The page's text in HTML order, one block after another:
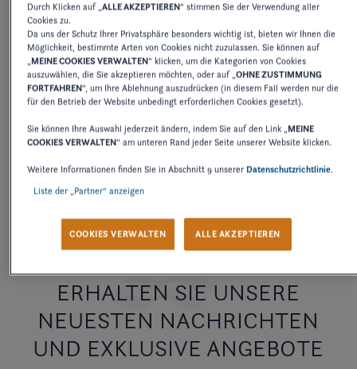
2027 2026 2025 2024
BEDIENUNGSANLEITUNG
TS-SERIES
HERUNTERLADEN
ERHALTEN SIE UNSERE
NEUESTEN NACHRICHTEN
UND EXKLUSIVE ANGEBOTE
Durch Klicken auf „ALLE AKZEPTIEREN“ stimmen Sie der Verwendung aller
Cookies zu.
Da uns der Schutz Ihrer Privatsphäre besonders wichtig ist, bieten wir Ihnen die
Möglichkeit, bestimmte Arten von Cookies nicht zuzulassen. Sie können auf
„MEINE COOKIES VERWALTEN“ klicken, um die Kategorien von Cookies
auszuwählen, die Sie akzeptieren möchten, oder auf „OHNE ZUSTIMMUNG
FORTFAHREN“, um Ihre Ablehnung auszudrücken (in diesem Fall werden nur die
für den Betrieb der Website unbedingt erforderlichen Cookies gesetzt).
Sie können Ihre Auswahl jederzeit ändern, indem Sie auf den Link „MEINE
COOKIES VERWALTEN“ am unteren Rand jeder Seite unserer Website klicken.
Weitere Informationen finden Sie in Abschnitt 9 unserer Datenschutzrichtlinie.
Liste der „Partner“ anzeigen
COOKIES VERWALTEN ALLE AKZEPTIEREN